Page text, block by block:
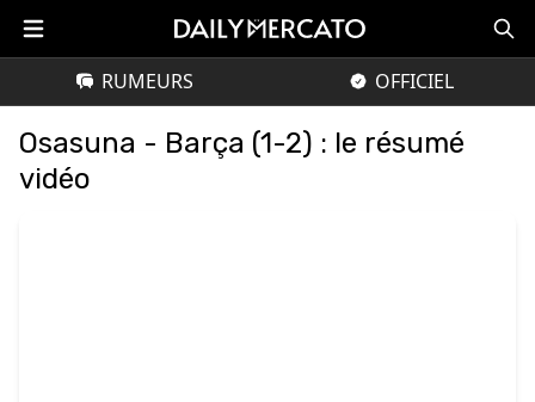
RUMEURS OFFICIEL
Osasuna - Barça (1-2) : le résumé
vidéo